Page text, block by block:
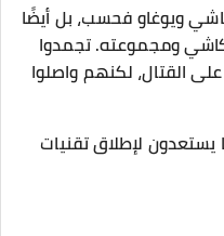
ويوغاو فحسب، بل أيضًا
ومجموعته. تجمدوا
القتال، لكنهم واصلوا
يستعدون لإطلاق تقنيات